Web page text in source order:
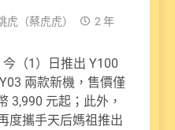
虎（蔡虎虎）
2 年
（1）日推出 Y100
兩款新機，售價僅
3,990 元起；此外，
度攜手天后媽祖推出